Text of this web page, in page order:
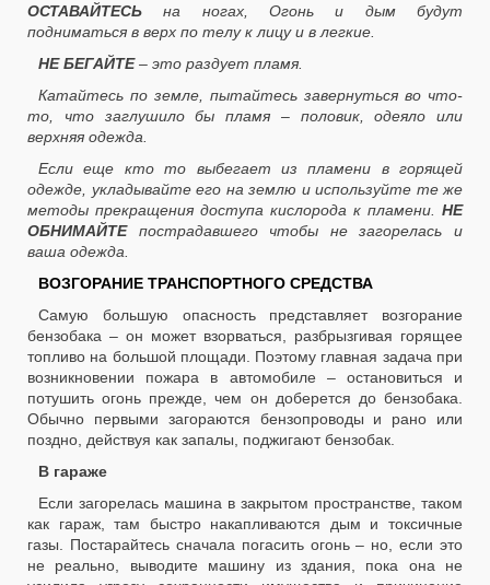
ОСТАВАЙТЕСЬ на ногах, Огонь и дым будут
подниматься в верх по телу к лицу и в легкие.
НЕ БЕГАЙТЕ– это раздует пламя.
Катайтесь по земле, пытайтесь завернуться во что-
то, что заглушило бы пламя – половик, одеяло или
верхняя одежда.
Если еще кто то выбегает из пламени в горящей
одежде, укладывайте его на землю и используйте те же
методы прекращения доступа кислорода к пламени. НЕ
ОБНИМАЙТЕпострадавшего чтобы не загорелась и
ваша одежда.
ВОЗГОРАНИЕ ТРАНСПОРТНОГО СРЕДСТВА
Самую большую опасность представляет возгорание
бензобака – он может взорваться, разбрызгивая горящее
топливо на большой площади. Поэтому главная задача при
возникновении пожара в автомобиле – остановиться и
потушить огонь прежде, чем он доберется до бензобака.
Обычно первыми загораются бензопроводы и рано или
поздно, действуя как запалы, поджигают бензобак.
В гараже
Если загорелась машина в закрытом пространстве, таком
как гараж, там быстро накапливаются дым и токсичные
газы. Постарайтесь сначала погасить огонь – но, если это
не реально, выводите машину из здания, пока она не